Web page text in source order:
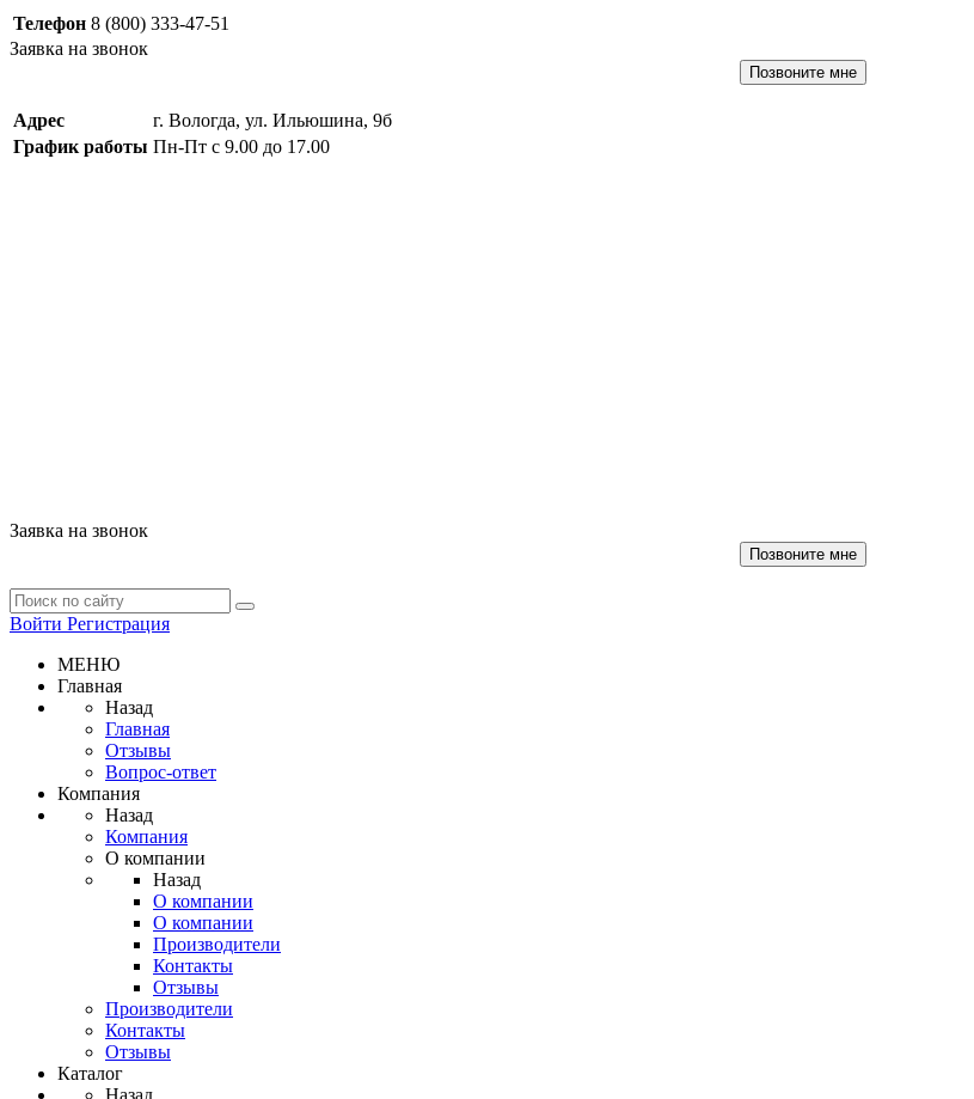
Телефон 8 (800) 333-47-51
Заявка на звонок
Позвоните мне
Адрес
г. Вологда, ул. Ильюшина, 9б
График работы Пн-Пт с 9.00 до 17.00
Заявка на звонок
Позвоните мне
Войти Регистрация
МЕНЮ
Главная
Назад
Главная
Отзывы
Вопрос-ответ
Компания
Назад
Компания
О компании
Назад
О компании
О компании
Производители
Контакты
Отзывы
Производители
Контакты
Отзывы
Каталог
Назад